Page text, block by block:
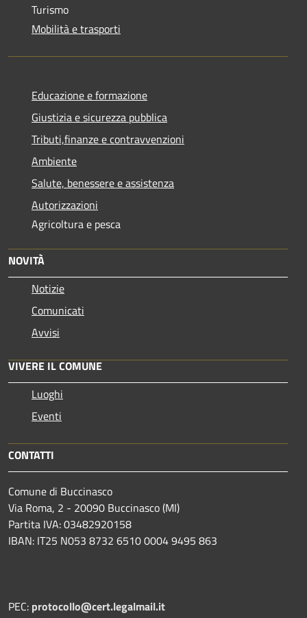
Turismo
Mobilità e trasporti
Educazione e formazione
Giustizia e sicurezza pubblica
Tributi,finanze e contravvenzioni
Ambiente
Salute, benessere e assistenza
Autorizzazioni
Agricoltura e pesca
NOVITÀ
Notizie
Comunicati
Avvisi
VIVERE IL COMUNE
Luoghi
Eventi
CONTATTI
Comune di Buccinasco
Via Roma, 2 - 20090 Buccinasco (MI)
Partita IVA: 03482920158
IBAN: IT25 N053 8732 6510 0004 9495 863
PEC: protocollo@cert.legalmail.it